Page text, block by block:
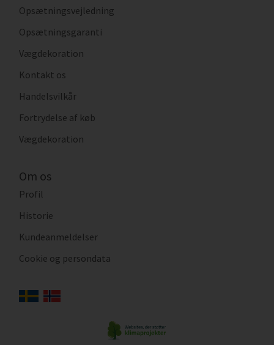
Opsætningsvejledning
Opsætningsgaranti
Vægdekoration
Kontakt os
Handelsvilkår
Fortrydelse af køb
Vægdekoration
Om os
Profil
Historie
Kundeanmeldelser
Cookie og persondata